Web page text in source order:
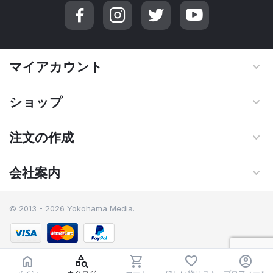
マイアカウント
ショップ
注文の作成
会社案内
© 2013 - 2026 Yokohama Media.